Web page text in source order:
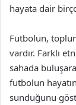
hayata dair
Futbolun,
vardır. Farklı
sahada
futbolun
sunduğunu